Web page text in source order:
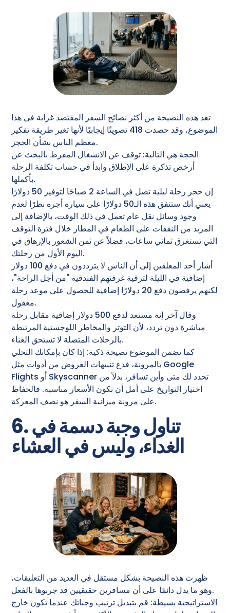
تعد هذه النصيحة من أكثر نصائح السفر المقتصد غرابة في هذا
الموضوع، وقد حصدت 418 تصويتًا إيجابيًا لأنها تغير طريقة تفكير
معظم الناس بشأن الحجز.
الحجة هي التالية: توقف عن الانشغال المفرط بالبحث عن
أرخص تذكرة على الإطلاق وابدأ في حساب تكلفة الرحلة
بأكملها.
إن حجز رحلة ليلية تصل في الساعة 2 صباحًا لتوفير 50 دولارًا
يعني أنك ستنفق هذه الـ50 دولارًا على سيارة أجرة نظرًا لعدم
وجود وسائل نقل عام تعمل في ذلك الوقت، بالإضافة إلى
المزيد من النفقات على الطعام في المطار خلال فترة التوقف
التي تستغرق ثماني ساعات، فضلاً عن ثمن الشعور بالإرهاق في
اليوم الأول من رحلتك.
أشار أحد المعلقين إلى أن الناس لا يترددون في دفع 100 دولار
إضافية في الليلة لترقية غرفتهم الفندقية "من أجل الراحة"،
لكنهم يرفضون دفع 20 دولارًا إضافية للحصول على موعد رحلة
معقول.
وقال آخر إنه مستعد لدفع 500 دولار إضافية مقابل رحلة
مباشرة دون تردد، لأن التوتر والمخاطر اللوجستية المرتبطة
بالرحلات المتصلة لا تستحق العناء.
كما تضمن الموضوع نصيحة ذكية: إذا كان بإمكانك التحلي
بالمرونة، فدع تنبيهات العروض من أدوات مثل Google
Flights أو Skyscanner تحدد لك متى وأين تسافر، بدلاً من
اختيار التواريخ على أمل أن تكون الأسعار مناسبة. فالحفاظ
على مرونة ميزانية السفر هو نصف المعركة.
6. تناول وجبة دسمة في
الغداء، وليس في العشاء
ظهرت هذه النصيحة بشكل مستقل في العديد من التعليقات،
وهو ما يدل دائمًا على أن مسافرين حقيقيين قد جربوها بالفعل.
الاستراتيجية بسيطة: قم بتبديل ترتيب وجباتك عندما تكون خارج